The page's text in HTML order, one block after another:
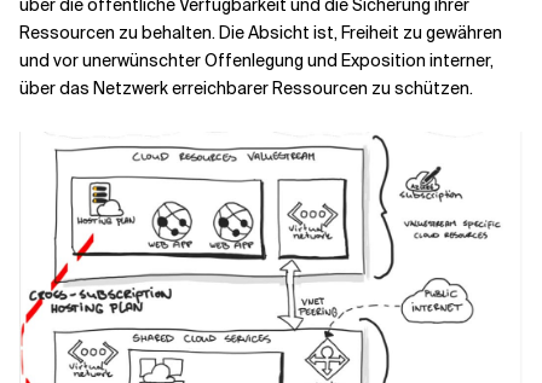
über die öffentliche Verfügbarkeit und die Sicherung ihrer
Ressourcen zu behalten. Die Absicht ist, Freiheit zu gewähren
und vor unerwünschter Offenlegung und Exposition interner,
über das Netzwerk erreichbarer Ressourcen zu schützen.